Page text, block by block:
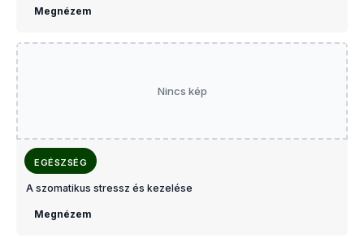
Megnézem
Nincs kép
EGÉSZSÉG
A szomatikus stressz és kezelése
Megnézem